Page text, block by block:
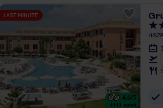
LAST MINUTE
4.6/5
1113 opinii